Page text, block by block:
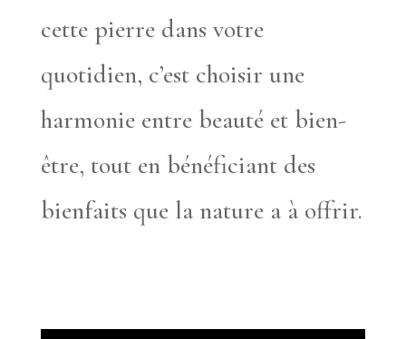
cette pierre dans votre
quotidien, c’est choisir une
harmonie entre beauté et bien-
être, tout en bénéficiant des
bienfaits que la nature a à offrir.